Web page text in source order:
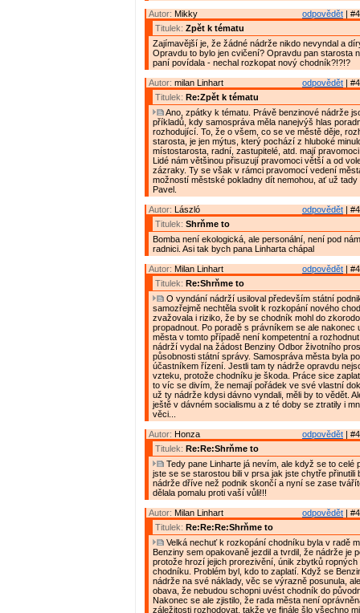
odpovědět |
Autor: Mikky
Titulek: Zpět k tématu
Zajímavější je, že žádné nádrže nikdo nevyndal a
Opravdu to bylo jen cvičení? Opravdu pan starosta
paní povídala - nechal rozkopat nový chodník?!?!?
odpovědět |
Autor: milan Linhart
Titulek: Re:Zpět k tématu
Ano, zpátky k tématu. Právě benzinové nádrže
příkladů, kdy samospráva měla nanejvýš hlas
rozhodující. To, že o všem, co se ve městě děje,
starosta, je jen mýtus, který pochází z hluboké
místostarosta, radní, zastupitelé, atd. mají
Lidé nám většinou přisuzují pravomoci větší a od
zázraky. Ty se však v rámci pravomocí vedení
možností městské pokladny dít nemohou, ať už tady
Pavel.
odpovědět |
Autor: László
Titulek: Shrňme to
Bomba není ekologická, ale personální, není pod
radnici. Asi tak bych pana Linharta chápal
odpovědět |
Autor: Milan Linhart
Titulek: Re:Shrňme to
O vyndání nádrží usiloval především státní
samozřejmě nechtěla svolit k rozkopání nového
zvažovala i riziko, že by se chodník mohl do
propadnout. Po poradě s právníkem se ale nakonec
města v tomto případě není kompetentní a
nádrží vydal na žádost Benziny Odbor životního
působnosti státní správy. Samospráva města byla
účastníkem řízení. Jestli tam ty nádrže opravdu
vzteku, protože chodníku je škoda. Práce sice
to víc se divím, že nemají pořádek ve své vlastní
už ty nádrže kdysi dávno vyndali, měli by to vědět.
ještě v dávném socialismu a z té doby se ztratily i
věci...
odpovědět |
Autor: Honza
Titulek: Re:Re:Shrňme to
Tedy pane Linharte já nevím, ale když se to celé
jste se se starostou bili v prsa jak jste chytře přinutili
nádrže dříve než podnik skončí a nyní se zase
dělala pomalu proti vaší vůli!!!
odpovědět |
Autor: Milan Linhart
Titulek: Re:Re:Re:Shrňme to
Velká nechuť k rozkopání chodníku byla v radě
Benziny sem opakovaně jezdil a tvrdil, že nádrže je
protože hrozí jejich prorezivění, únik zbytků ropných
chodníku. Problém byl, kdo to zaplatí. Když se
nádrže na své náklady, věc se výrazně posunula,
obava, že nebudou schopni uvést chodník do
Nakonec se ale zjistilo, že rada města není
záležitosti rozhodovat, takže ve finále šlo všechno